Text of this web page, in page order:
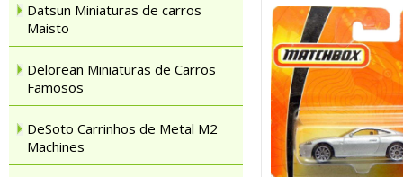
Datsun Miniaturas de carros
Maisto
Delorean Miniaturas de Carros
Famosos
DeSoto Carrinhos de Metal M2
Machines